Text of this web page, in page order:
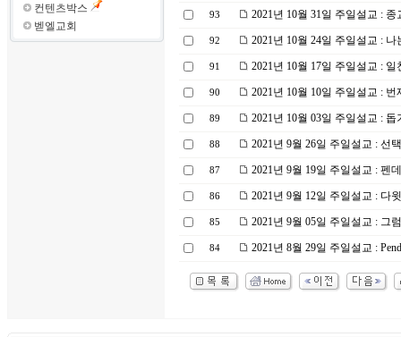
컨텐츠박스
벧엘교회
93 2021년 10월 31일 주일설교 :
92 2021년 10월 24일 주일설교 :
91 2021년 10월 17일 주일설교 :
90 2021년 10월 10일 주일설교 : 번
89 2021년 10월 03일 주일설교 : 돕
88 2021년 9월 26일 주일설교 : 선
87 2021년 9월 19일 주일설교 : 펜
86 2021년 9월 12일 주일설교 : 다
85 2021년 9월 05일 주일설교 : 그
84 2021년 8월 29일 주일설교 :